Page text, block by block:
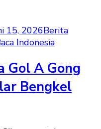
15, 2026Berita
Indonesia
Gol A Gong
Bengkel